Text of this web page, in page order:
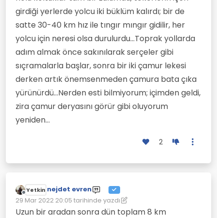
girdiği yerlerde yolcu iki büklüm kalırdı; bir de
satte 30-40 km hız ile tıngır mıngır gidilir, her
yolcu için neresi olsa durulurdu...Toprak yollarda
adım almak önce sakınılarak serçeler gibi
sıçramalarla başlar, sonra bir iki çamur lekesi
derken artık önemsenmeden çamura bata çıka
yürünürdü...Nerden esti bilmiyorum; içimden geldi,
zira çamur deryasını görür gibi oluyorum
yeniden...
2
Çevrimdışı
Yetkin nejdet evren
29 Mar 2022 20:05 tarihinde yazdı
Son düzenleyen: nejdet evren
Uzun bir aradan sonra dün toplam 8 km